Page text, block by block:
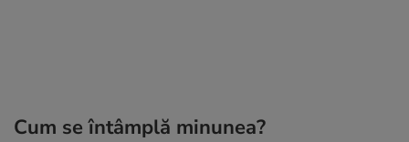
Cum se întâmplă minunea?